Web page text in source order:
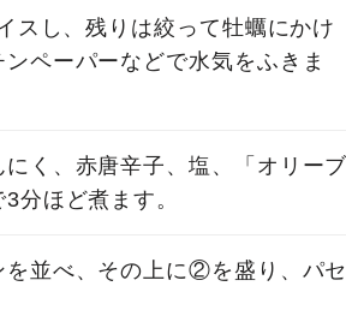
スし、残りは絞って牡蠣にかけ
ペーパーなどで水気をふきま
く、赤唐辛子、塩、「オリーブ
分ほど煮ます。
並べ、その上に②を盛り、パセ